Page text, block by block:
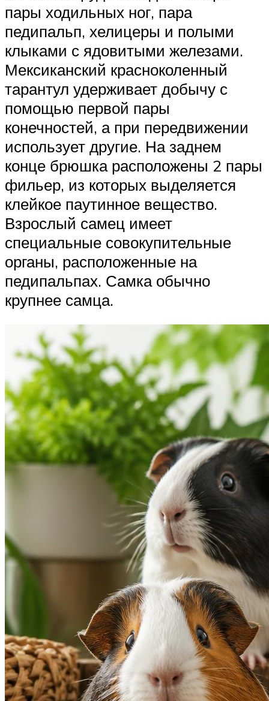
пары ходильных ног, пара
педипальп, хелицеры и полыми
клыками с ядовитыми железами.
Мексиканский красноколенный
тарантул удерживает добычу с
помощью первой пары
конечностей, а при передвижении
использует другие. На заднем
конце брюшка расположены 2 пары
фильер, из которых выделяется
клейкое паутинное вещество.
Взрослый самец имеет
специальные совокупительные
органы, расположенные на
педипальпах. Самка обычно
крупнее самца.